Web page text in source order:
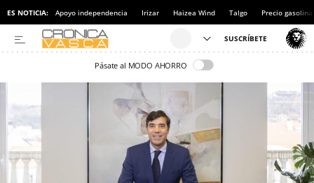
ES NOTICIA: Apoyo independencia Irizar Haizea Wind Talgo Precio gasolina
Pásate al MODO AHORRO